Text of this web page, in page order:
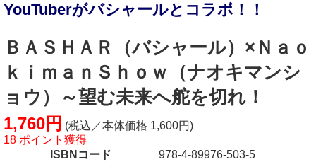
YouTuberがバシャールとコラボ！！
ＢＡＳＨＡＲ（バシャール）×Ｎａｏ
ｋｉｍａｎＳｈｏｗ（ナオキマンシ
ョウ）～望む未来へ舵を切れ！
1,760円 (税込／本体価格 1,600円)
18 ポイント獲得
ISBNコード
978-4-89976-503-5